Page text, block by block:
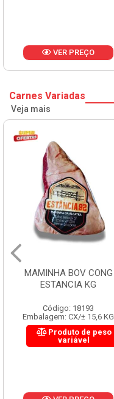
VER PREÇO
Carnes Variadas
Veja mais
MAMINHA BOV CONG
ESTANCIA KG
Código: 18193
Embalagem: CX/± 15,6 KG
Produto de peso
variável